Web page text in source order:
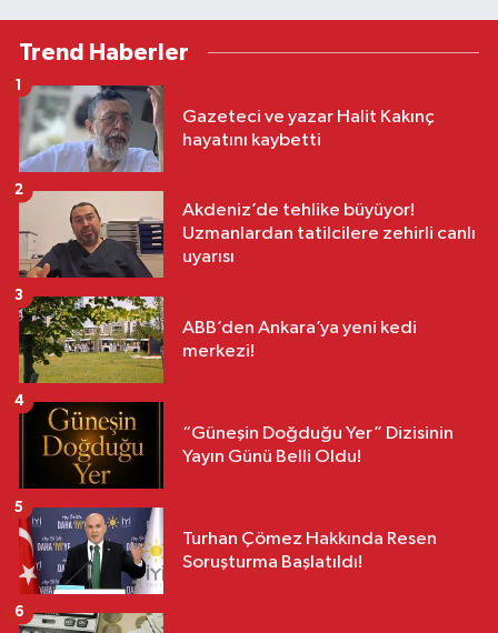
Trend Haberler
Gazeteci ve yazar Halit Kakınç
hayatını kaybetti
1
Akdeniz’de tehlike büyüyor!
Uzmanlardan tatilcilere zehirli canlı
uyarısı
2
ABB’den Ankara’ya yeni kedi
merkezi!
3
“Güneşin Doğduğu Yer” Dizisinin
Yayın Günü Belli Oldu!
4
Turhan Çömez Hakkında Resen
Soruşturma Başlatıldı!
5
6